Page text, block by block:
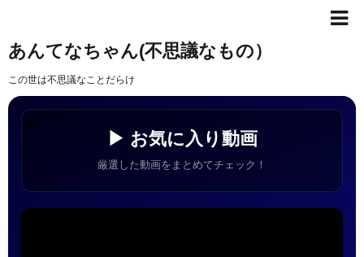
あんてなちゃん(不思議なもの）
この世は不思議なことだらけ
▶ お気に入り動画
厳選した動画をまとめてチェック！